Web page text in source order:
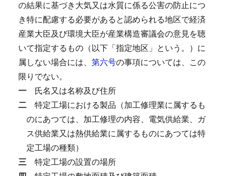
の結果に基づき大気又は水質に係る公害の防止につ
き特に配慮する必要があると認められる地区で経済
産業大臣及び環境大臣が産業構造審議会の意見を聴
いて指定するもの（以下「指定地区」という。）に
属しない場合には、 第六号の事項については、この
限りでない。
一 氏名又は名称及び住所
二 特定工場における製品（加工修理業に属するも
のにあつては、加工修理の内容、電気供給業、ガ
ス供給業又は熱供給業に属するものにあつては特
定工場の種類）
三 特定工場の設置の場所